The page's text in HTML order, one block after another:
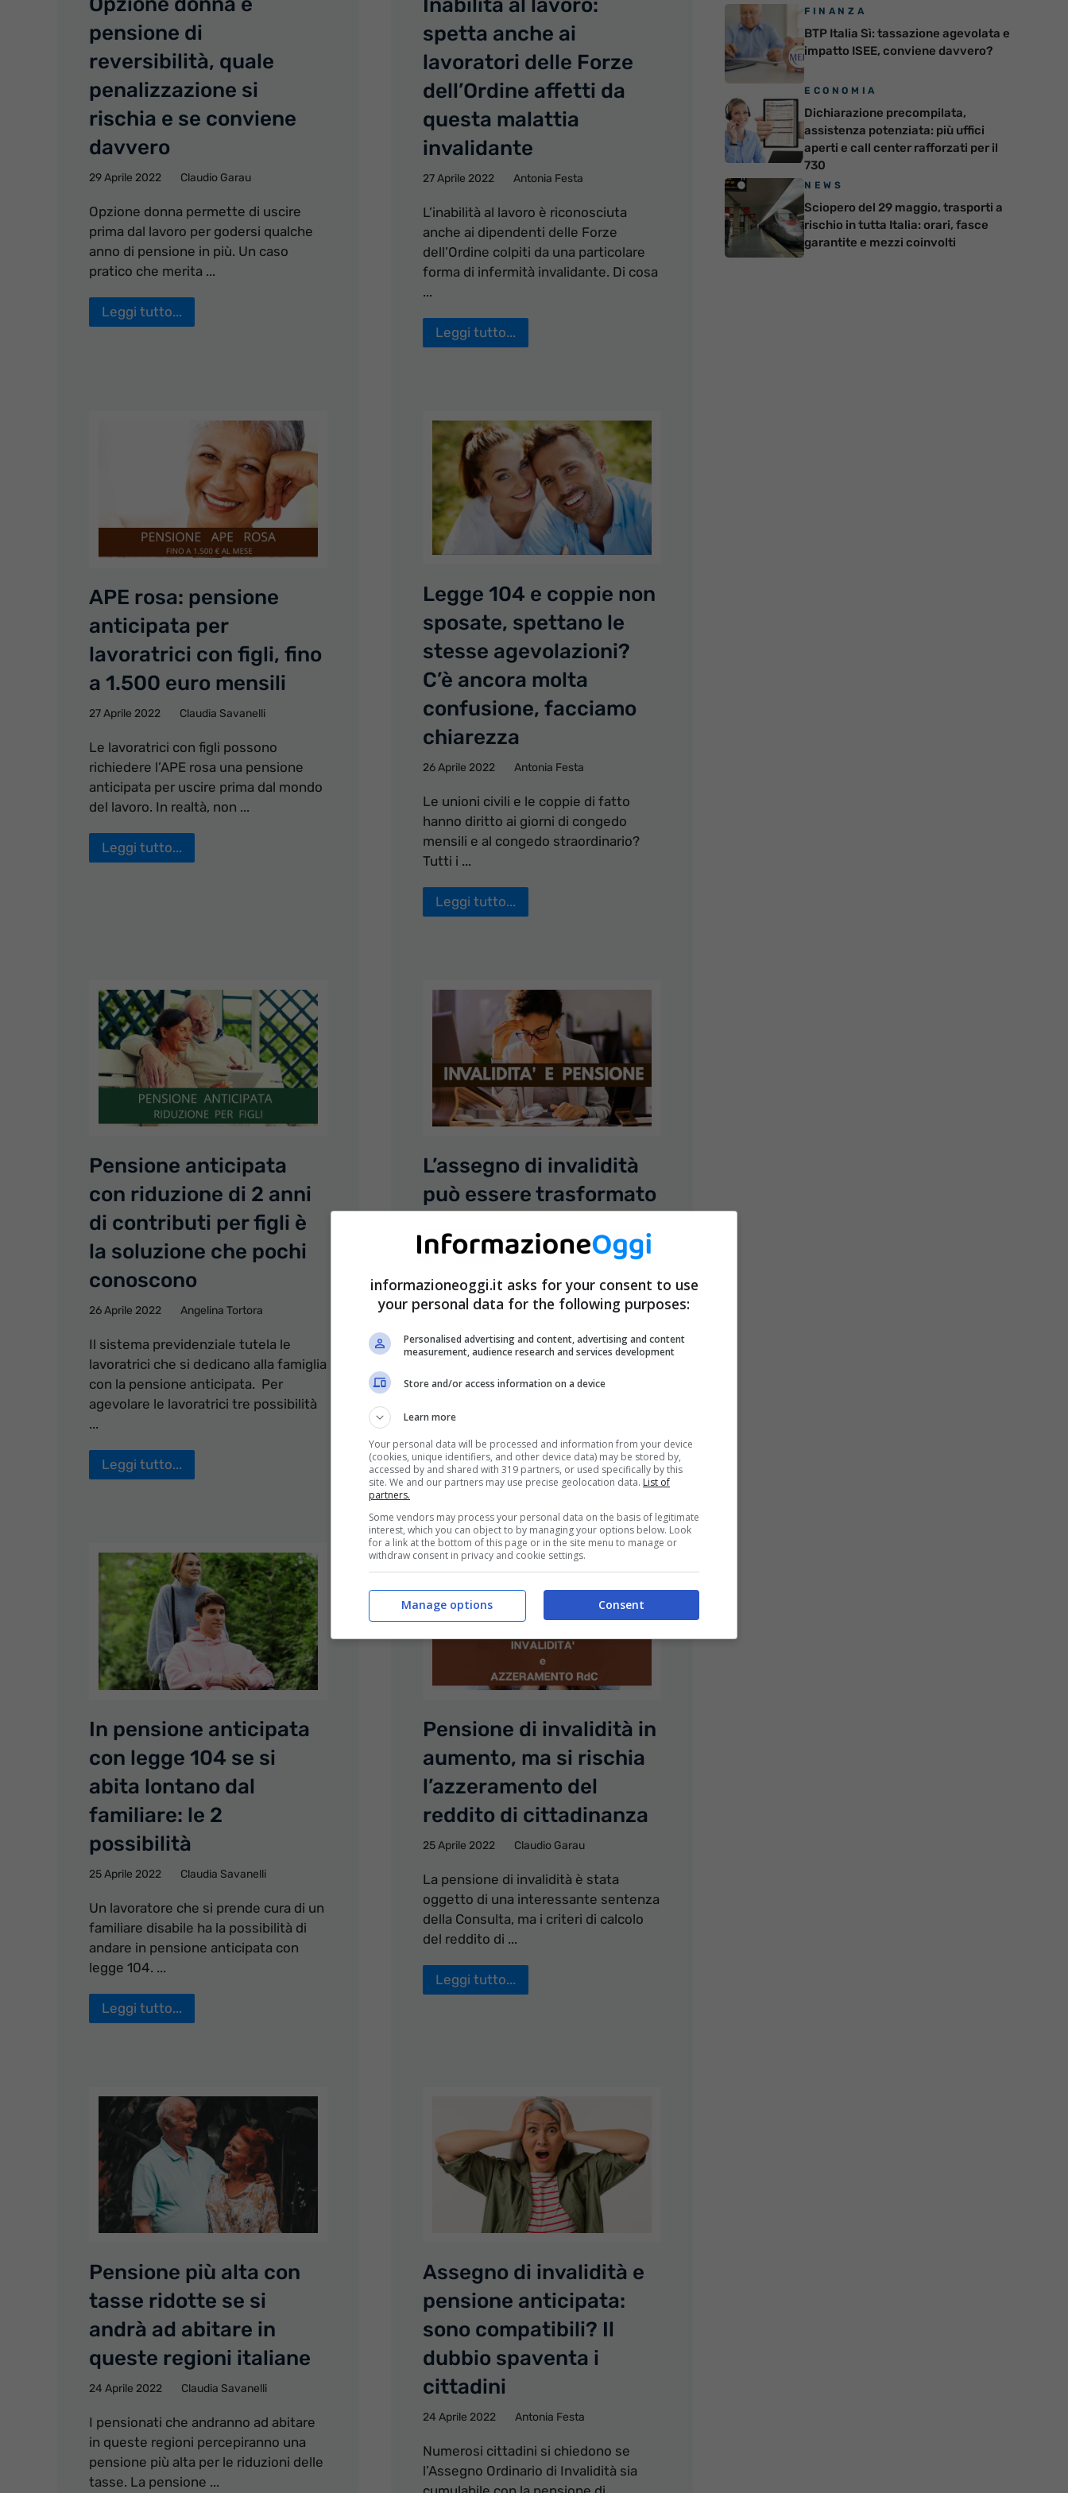
pensione di
reversibilità, quale
penalizzazione si
rischia e se conviene
davvero
29 Aprile 2022 Claudio Garau
Opzione donna permette di uscire
prima dal lavoro per godersi qualche
anno di pensione in più. Un caso
pratico che merita ...
Leggi tutto...
Inabilità al lavoro:
spetta anche ai
lavoratori delle Forze
dell’Ordine affetti da
questa malattia
invalidante
27 Aprile 2022 Antonia Festa
L’inabilità al lavoro è riconosciuta
anche ai dipendenti delle Forze
dell’Ordine colpiti da una particolare
forma di infermità invalidante. Di cosa
...
Leggi tutto...
APE rosa: pensione
anticipata per
lavoratrici con figli, fino
a 1.500 euro mensili
27 Aprile 2022 Claudia Savanelli
Le lavoratrici con figli possono
richiedere l’APE rosa una pensione
anticipata per uscire prima dal mondo
del lavoro. In realtà, non ...
Leggi tutto...
Legge 104 e coppie non
sposate, spettano le
stesse agevolazioni?
C’è ancora molta
confusione, facciamo
chiarezza
26 Aprile 2022 Antonia Festa
Le unioni civili e le coppie di fatto
hanno diritto ai giorni di congedo
mensili e al congedo straordinario?
Tutti i ...
Leggi tutto...
Pensione anticipata
con riduzione di 2 anni
di contributi per figli è
la soluzione che pochi
conoscono
26 Aprile 2022 Angelina Tortora
Il sistema previdenziale tutela le
lavoratrici che si dedicano alla famiglia
con la pensione anticipata. Per
agevolare le lavoratrici tre possibilità
...
Leggi tutto...
L’assegno di invalidità
può essere trasformato
vecchiaia? La risposta
non lascia dubbi
26 Aprile 2022 Claudia Savanelli
L’assegno di invalidità, erogato
dipendenti e autonomi iscritti all’AGO
Non solo. È necessario che ...
Leggi tutto...
In pensione anticipata
con legge 104 se si
abita lontano dal
familiare: le 2
possibilità
25 Aprile 2022 Claudia Savanelli
Un lavoratore che si prende cura di un
familiare disabile ha la possibilità di
andare in pensione anticipata con
legge 104. ...
Leggi tutto...
Pensione di invalidità in
aumento, ma si rischia
l’azzeramento del
reddito di cittadinanza
25 Aprile 2022 Claudio Garau
La pensione di invalidità è stata
oggetto di una interessante sentenza
della Consulta, ma i criteri di calcolo
del reddito di ...
Leggi tutto...
Pensione più alta con
tasse ridotte se si
andrà ad abitare in
queste regioni italiane
24 Aprile 2022 Claudia Savanelli
I pensionati che andranno ad abitare
in queste regioni percepiranno una
pensione più alta per le riduzioni delle
tasse. La pensione ...
Assegno di invalidità e
pensione anticipata:
sono compatibili? Il
dubbio spaventa i
cittadini
24 Aprile 2022 Antonia Festa
Numerosi cittadini si chiedono se
l’Assegno Ordinario di Invalidità sia
FINANZA
BTP Italia Sì: tassazione agevolata e
impatto ISEE, conviene davvero?
ECONOMIA
Dichiarazione precompilata,
assistenza potenziata: più uffici
aperti e call center rafforzati per il
730
NEWS
Sciopero del 29 maggio, trasporti a
rischio in tutta Italia: orari, fasce
garantite e mezzi coinvolti
informazioneoggi.it asks for your consent to use
your personal data for the following purposes:
Personalised advertising and content, advertising and content
measurement, audience research and services development
Store and/or access information on a device
Learn more
Your personal data will be processed and information from your device
(cookies, unique identifiers, and other device data) may be stored by,
accessed by and shared with 319 partners, or used specifically by this
site. We and our partners may use precise geolocation data. List of
partners.
Some vendors may process your personal data on the basis of legitimate
interest, which you can object to by managing your options below. Look
for a link at the bottom of this page or in the site menu to manage or
withdraw consent in privacy and cookie settings.
Consent
Manage options